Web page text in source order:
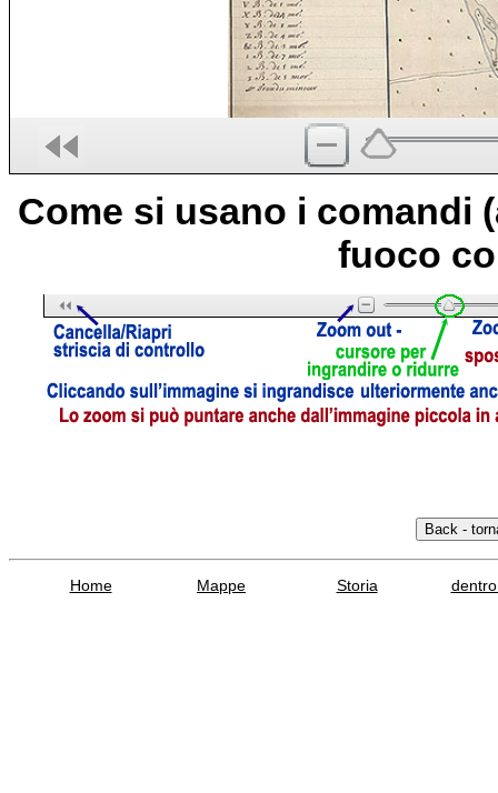
Come si usano i comandi
fuoco
Home Mappe Storia